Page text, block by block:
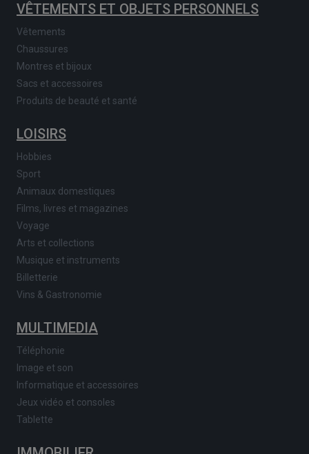
VÊTEMENTS ET OBJETS PERSONNELS
Vêtements
Chaussures
Montres et bijoux
Sacs et accessoires
Produits de beauté et santé
LOISIRS
Hobbies
Sport
Animaux domestiques
Films, livres et magazines
Voyage
Arts et collections
Musique et instruments
Billetterie
Vins & Gastronomie
MULTIMEDIA
Téléphonie
Image et son
Informatique et accessoires
Jeux vidéo et consoles
Tablette